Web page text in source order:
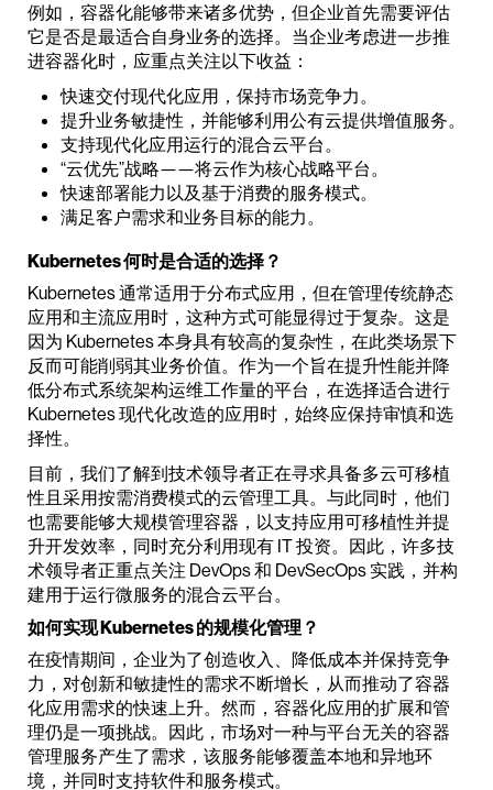
例如，容器化能够带来诸多优势，但企业首先需要评估
它是否是最适合自身业务的选择。当企业考虑进一步推
进容器化时，应重点关注以下收益：
快速交付现代化应用，保持市场竞争力。
提升业务敏捷性，并能够利用公有云提供增值服务。
支持现代化应用运行的混合云平台。
“云优先”战略——将云作为核心战略平台。
快速部署能力以及基于消费的服务模式。
满足客户需求和业务目标的能力。
Kubernetes 何时是合适的选择？
Kubernetes 通常适用于分布式应用，但在管理传统静态
应用和主流应用时，这种方式可能显得过于复杂。这是
因为 Kubernetes 本身具有较高的复杂性，在此类场景下
反而可能削弱其业务价值。作为一个旨在提升性能并降
低分布式系统架构运维工作量的平台，在选择适合进行
Kubernetes 现代化改造的应用时，始终应保持审慎和选
择性。
目前，我们了解到技术领导者正在寻求具备多云可移植
性且采用按需消费模式的云管理工具。与此同时，他们
也需要能够大规模管理容器，以支持应用可移植性并提
升开发效率，同时充分利用现有 IT 投资。因此，许多技
术领导者正重点关注 DevOps 和 DevSecOps 实践，并构
建用于运行微服务的混合云平台。
如何实现 Kubernetes 的规模化管理？
在疫情期间，企业为了创造收入、降低成本并保持竞争
力，对创新和敏捷性的需求不断增长，从而推动了容器
化应用需求的快速上升。然而，容器化应用的扩展和管
理仍是一项挑战。因此，市场对一种与平台无关的容器
管理服务产生了需求，该服务能够覆盖本地和异地环
境，并同时支持软件和服务模式。